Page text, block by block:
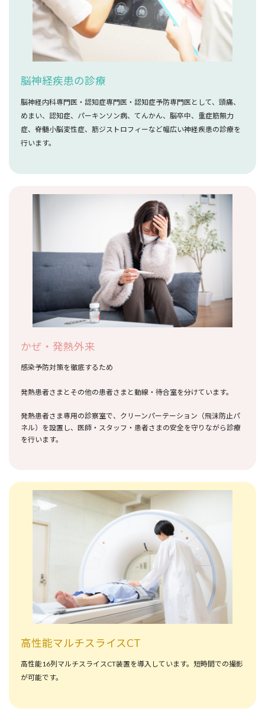
脳神経疾患の診療
脳神経内科専門医・認知症専門医・認知症予防専門医として、頭痛、
めまい、認知症、パーキンソン病、てんかん、脳卒中、重症筋無力
症、脊髄小脳変性症、筋ジストロフィーなど幅広い神経疾患の診療を
行います。
詳しく見る
かぜ・発熱外来
感染予防対策を徹底するため
発熱患者さまとその他の患者さまと動線・待合室を分けています。
発熱患者さま専用の診察室で、クリーンパーテーション（飛沫防止パ
ネル）を設置し、医師・スタッフ・患者さまの安全を守りながら診療
を行います。
高性能マルチスライスCT
高性能16列マルチスライスCT装置を導入しています。短時間での撮影
が可能です。
詳しく見る